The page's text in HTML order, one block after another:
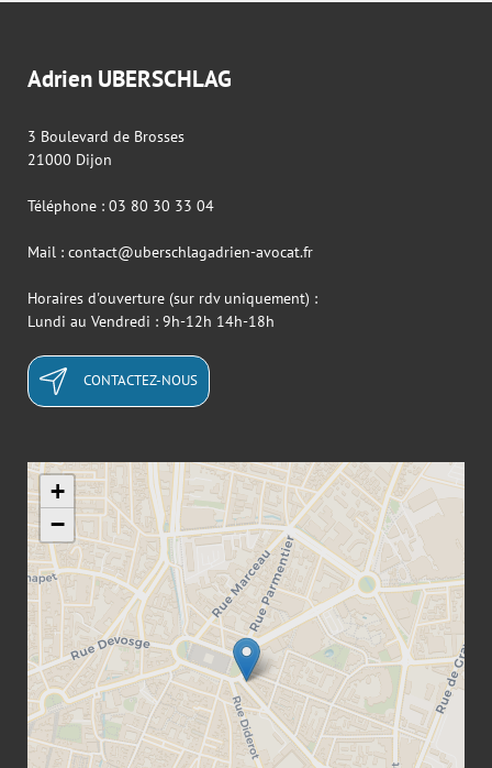
Adrien UBERSCHLAG
3 Boulevard de Brosses
21000 Dijon
Téléphone : 03 80 30 33 04
Mail : contact@uberschlagadrien-avocat.fr
Horaires d'ouverture (sur rdv uniquement) :
Lundi au Vendredi : 9h-12h 14h-18h
CONTACTEZ-NOUS
+
−